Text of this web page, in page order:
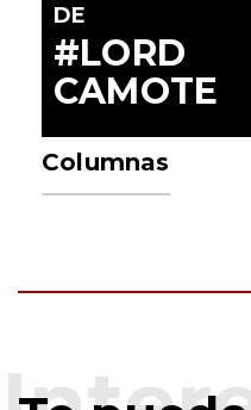
DE
#LORD
CAMOTE
Columnas